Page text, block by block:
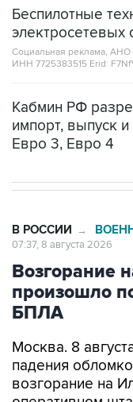
Беспилотные
электросетевых
Социальная реклама, АНО
ИНН 7725383515 Erid:
Кабмин РФ
импорт, выпуск
Евро 3, Евро 4
В РОССИИ →
07:37, 8 августа 2026
Возгорание
произошло
БПЛА
Москва. 8
падения
возгорание на